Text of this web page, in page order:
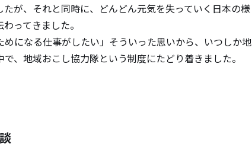
が、それと同時に、どんどん元気を失っていく日本の様
ってきました。
になる仕事がしたい」そういった思いから、いつしか地
、地域おこし協力隊という制度にたどり着きました。